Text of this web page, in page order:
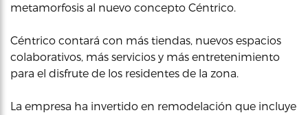
metamorfosis al nuevo concepto Céntrico.
Céntrico contará con más tiendas, nuevos espacios
colaborativos, más servicios y más entretenimiento
para el disfrute de los residentes de la zona.
La empresa ha invertido en remodelación que incluye